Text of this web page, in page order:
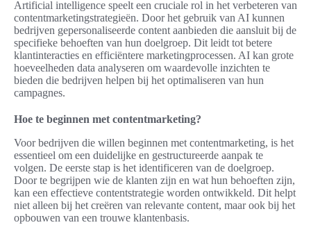
Artificial intelligence speelt een cruciale rol in het verbeteren van
contentmarketingstrategieën. Door het gebruik van AI kunnen
bedrijven gepersonaliseerde content aanbieden die aansluit bij de
specifieke behoeften van hun doelgroep. Dit leidt tot betere
klantinteracties en efficiëntere marketingprocessen. AI kan grote
hoeveelheden data analyseren om waardevolle inzichten te
bieden die bedrijven helpen bij het optimaliseren van hun
campagnes.
Hoe te beginnen met contentmarketing?
Voor bedrijven die willen beginnen met contentmarketing, is het
essentieel om een duidelijke en gestructureerde aanpak te
volgen. De eerste stap is het identificeren van de doelgroep.
Door te begrijpen wie de klanten zijn en wat hun behoeften zijn,
kan een effectieve contentstrategie worden ontwikkeld. Dit helpt
niet alleen bij het creëren van relevante content, maar ook bij het
opbouwen van een trouwe klantenbasis.